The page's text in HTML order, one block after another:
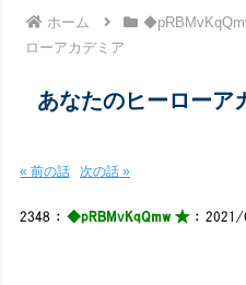
ホーム
ローアカデミア
あなたのヒーロー
« 前の話 次の話 »
2348 ：◆pRBMvKqQmw ★：2021/